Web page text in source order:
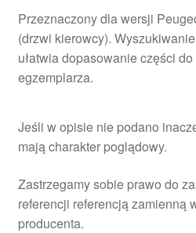
Przeznaczony dla wersji
(drzwi kierowcy).
ułatwia dopasowanie części
egzemplarza.
Jeśli w opisie nie podano
mają charakter poglądowy.
Zastrzegamy sobie prawo do
referencji referencją zamienną
producenta.